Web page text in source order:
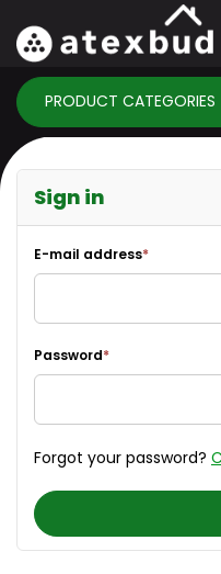
PRODUCT CATEGORIES
info:
Sign in
E-mail address*
Password*
Forgot your password?